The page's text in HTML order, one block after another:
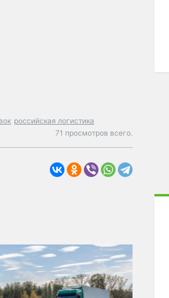
российская логистика
71 просмотров всего.